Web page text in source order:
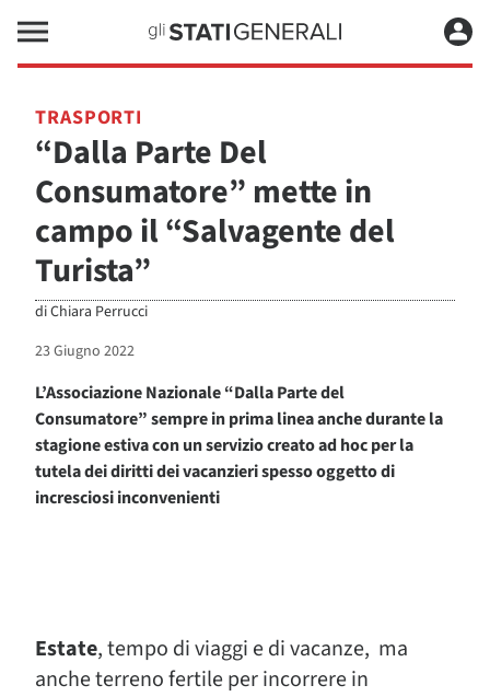
TRASPORTI
“Dalla Parte Del
Consumatore” mette in
campo il “Salvagente del
Turista”
diChiara Perrucci
23 Giugno 2022
L’Associazione Nazionale “Dalla Parte del
Consumatore” sempre in prima linea anche durante la
stagione estiva con un servizio creato ad hoc per la
tutela dei diritti dei vacanzieri spesso oggetto di
incresciosi inconvenienti
Estate, tempo di viaggi e di vacanze, ma
anche terreno fertile per incorrere in